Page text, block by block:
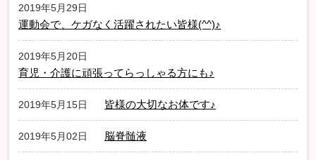
2019年5月29日
運動会で、ケガなく活躍されたい皆様(^^)♪
2019年5月20日
育児・介護に頑張ってらっしゃる方にも♪
2019年5月15日 皆様の大切なお体です♪
2019年5月02日 脳脊髄液